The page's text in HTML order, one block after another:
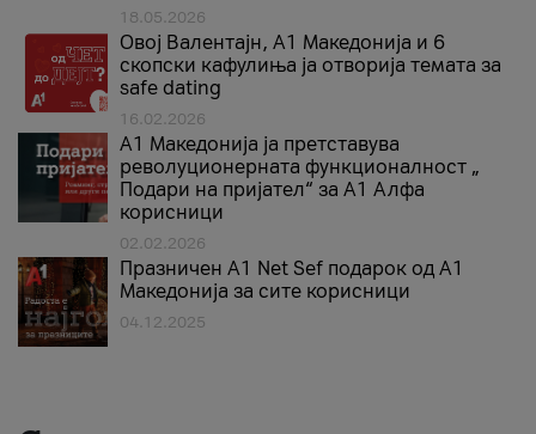
18.05.2026
Овој Валентајн, A1 Македонија и 6
скопски кафулиња ја отворија темата за
safe dating
16.02.2026
А1 Македонија ја претставува
револуционерната функционалност „
Подари на пријател“ за А1 Алфа
корисници
02.02.2026
Празничен A1 Net Sеf подарок од А1
Македонија за сите корисници
04.12.2025